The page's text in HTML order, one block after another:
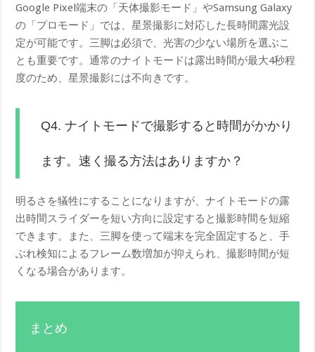
Google Pixel端末の「天体撮影モード」やSamsung Galaxy
の「プロモード」では、星景撮影に対応した長時間露光設
定が可能です。三脚は必須で、光害の少ない場所を選ぶこ
とも重要です。通常のナイトモードは露出時間が最大4秒程
度のため、星景撮影には不向きです。
Q4. ナイトモードで撮影すると時間がかかり
ます。速く撮る方法はありますか？
明るさを犠牲にすることになりますが、ナイトモードの露
出時間スライダーを短い方向に設定すると撮影時間を短縮
できます。また、三脚を使って端末を完全固定すると、手
ぶれ検知によるフレーム数増加が抑えられ、撮影時間が短
くなる場合があります。
まとめ